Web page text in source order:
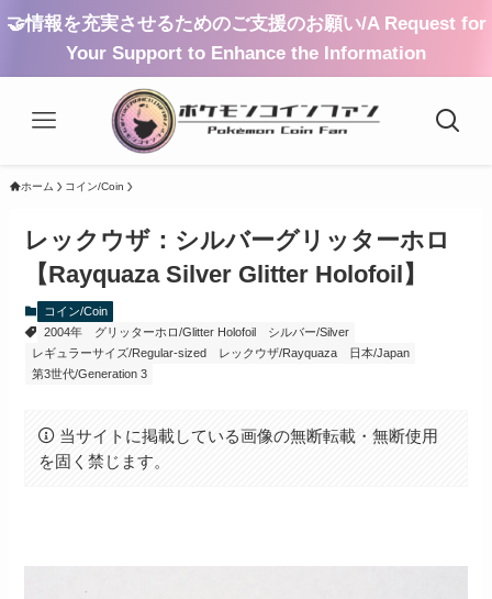
🤝情報を充実させるためのご支援のお願い/A Request for
Your Support to Enhance the Information
ホーム コイン/Coin
レックウザ：シルバーグリッターホロ
【Rayquaza Silver Glitter Holofoil】
コイン/Coin
2004年
グリッターホロ/Glitter Holofoil
シルバー/Silver
レギュラーサイズ/Regular-sized
レックウザ/Rayquaza
日本/Japan
第3世代/Generation 3
当サイトに掲載している画像の無断転載・無断使用
を固く禁じます。